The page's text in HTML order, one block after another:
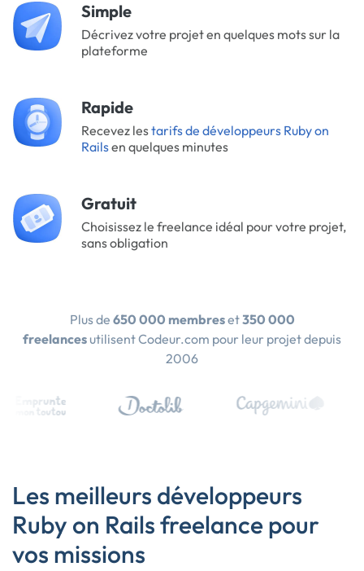
Simple
Décrivez votre projet en quelques mots sur la
plateforme
Rapide
Recevez lestarifs de développeurs Ruby on
Railsen quelques minutes
Gratuit
Choisissez le freelance idéal pour votre projet,
sans obligation
Plus de 650 000 membreset350 000
freelances utilisent Codeur.com pour leur projet depuis
2006
Les meilleurs développeurs
Ruby on Rails freelance pour
vos missions